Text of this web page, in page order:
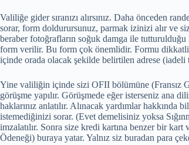
Valiliğe gider sıranızı alırsınız. Daha önceden
sorar, form doldurursunuz, parmak izinizi alır ve
beraber fotoğrafların soğuk damga ile
form verilir. Bu form çok önemlidir. Formu
içinde orada olacak şekilde belirtilen adrese
Yine valiliğin içinde sizi OFII bölümüne (Fransız
görüşme yapılır. Görüşmede eğer isterseniz ana
haklarınız anlatılır. Alınacak yardımlar
istemediğinizi sorar. (Evet demelisiniz yoksa
imzalatılır. Sonra size kredi kartına benzer bir
Ödeneği) buraya yatar. Yalnız siz buradan para